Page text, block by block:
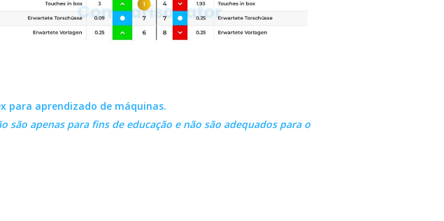
para aprendizado de máquinas.
apenas para fins de educação e não são adequados para o